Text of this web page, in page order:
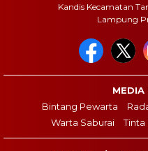
Kandis Kecamatan
Lampung
MEDIA
Bintang Pewarta
Warta Saburai
Tinta